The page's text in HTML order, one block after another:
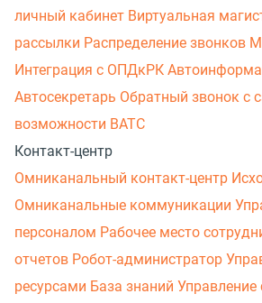
личный кабинет Виртуальная
рассылки Распределение звонков
Интеграция с ОПДкРК
Автосекретарь Обратный звонок с
возможности ВАТС
Контакт-центр
Омниканальный контакт-центр
Омниканальные коммуникации
персоналом Рабочее место
отчетов Робот-администратор
ресурсами База знаний Управление